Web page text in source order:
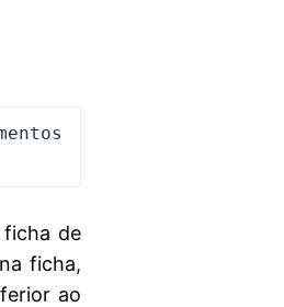
de
ficha,
ao